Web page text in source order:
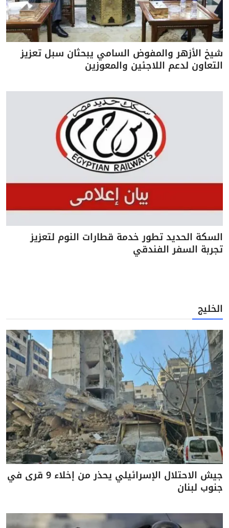
شيخ الأزهر والمفوض السامي يبحثان سبل تعزيز
التعاون لدعم اللاجئين والمعوزين
السكة الحديد تطور خدمة قطارات النوم لتعزيز
تجربة السفر الفندقي
الخليج
جيش الاحتلال الإسرائيلي يحذر من إخلاء 9 قرى في
جنوب لبنان